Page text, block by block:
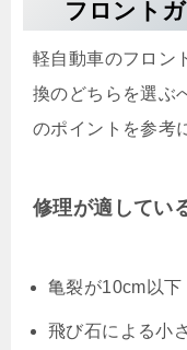
フロント
軽自動車のフロン
換のどちらを選ぶ
のポイントを参考
修理が適してい
亀裂が10cm以下
飛び石による小